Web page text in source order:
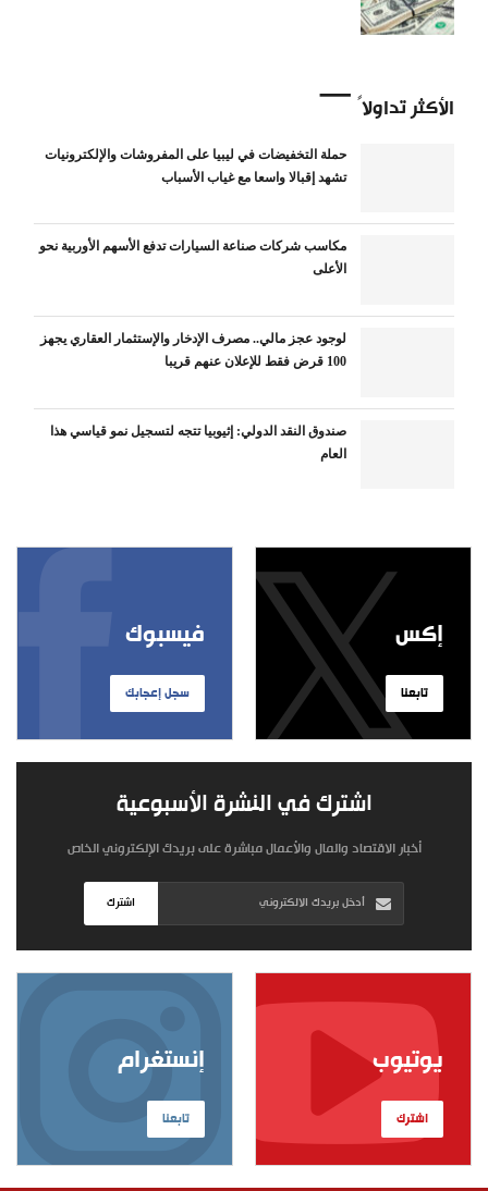
الأكثر تداولاً
حملة التخفيضات في ليبيا على المفروشات والإلكترونيات
تشهد إقبالا واسعا مع غياب الأسباب
مكاسب شركات صناعة السيارات تدفع الأسهم الأوربية نحو
الأعلى
لوجود عجز مالي.. مصرف الإدخار والإستثمار العقاري يجهز
100 قرض فقط للإعلان عنهم قريبا
صندوق النقد الدولي: إثيوبيا تتجه لتسجيل نمو قياسي هذا
العام
فيسبوك
سجل إعجابك
إكس
تابعنا
اشترك في النشرة الأسبوعية
أخبار الاقتصاد والمال والأعمال مباشرة على بريدك الإلكتروني الخاص
اشترك
إنستغرام
تابعنا
يوتيوب
اشترك